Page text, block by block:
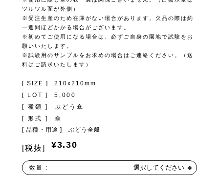
ツルツル面が外側）
※受注生産のため在庫がない場合があります。欠品の際は約
一週間ほどかかる場合がございます。
※初めてご使用になる場合は、必ずご自身の園地で試験をお
願いいたします。
※試験用のサンプルをお求めの場合はご連絡ください。（送
料はご請求いたします）
[ SIZE ]
210x210mm
[ LOT ]
5,000
[ 種類 ]
ぶどう傘
[ 形式 ]
傘
[ 品種・用途 ]
ぶどう全般
¥3.30
[税抜]
数量 : 選択してください